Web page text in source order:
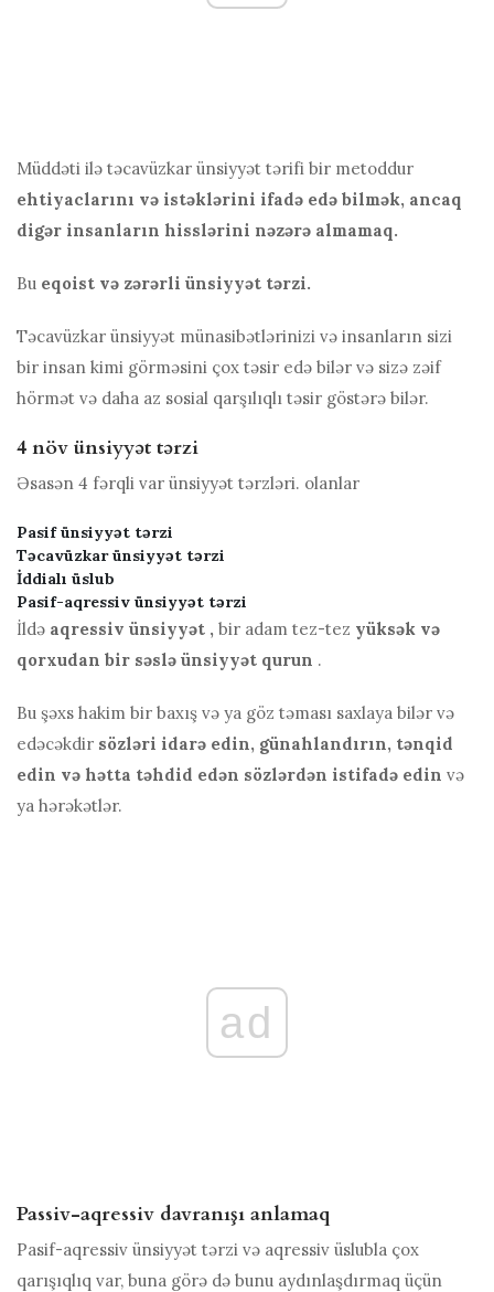
Müddəti ilə təcavüzkar ünsiyyət tərifi bir metoddur
ehtiyaclarını və istəklərini ifadə edə bilmək, ancaq
digər insanların hisslərini nəzərə almamaq.
Bu eqoist və zərərli ünsiyyət tərzi.
Təcavüzkar ünsiyyət münasibətlərinizi və insanların sizi
bir insan kimi görməsini çox təsir edə bilər və sizə zəif
hörmət və daha az sosial qarşılıqlı təsir göstərə bilər.
4 növ ünsiyyət tərzi
Əsasən 4 fərqli var ünsiyyət tərzləri. olanlar
Pasif ünsiyyət tərzi
Təcavüzkar ünsiyyət tərzi
İddialı üslub
Pasif-aqressiv ünsiyyət tərzi
İldə aqressiv ünsiyyət , bir adam tez-tez yüksək və
qorxudan bir səslə ünsiyyət qurun .
Bu şəxs hakim bir baxış və ya göz təması saxlaya bilər və
edəcəkdir sözləri idarə edin, günahlandırın, tənqid
edin və hətta təhdid edən sözlərdən istifadə edin və
ya hərəkətlər.
ad
Passiv-aqressiv davranışı anlamaq
Pasif-aqressiv ünsiyyət tərzi və aqressiv üslubla çox
qarışıqlıq var, buna görə də bunu aydınlaşdırmaq üçün